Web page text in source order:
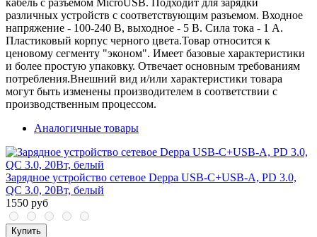
кабель с разъемом MicroUSB. Подходит для зарядки
различных устройств с соответствующим разъемом. Входное
напряжение - 100-240 В, выходное - 5 В. Сила тока - 1 А.
Пластиковый корпус черного цвета.Товар относится к
ценовому сегменту "эконом". Имеет базовые характеристики
и более простую упаковку. Отвечает основным требованиям
потребления.Внешний вид и/или характеристики товара
могут быть изменены производителем в соответствии с
производственным процессом.
Аналогичные товары
Зарядное устройство сетевое Deppa USB-C+USB-A, PD 3.0,
QC 3.0, 20Вт, белый
1550 руб
Купить